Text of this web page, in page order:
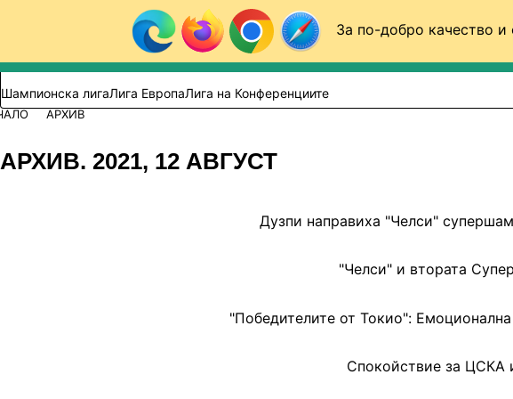
За по-добро качество и
Към съдържанието
Търси в сайта
ВИДЕО ФУТБОЛ (БГ)
Шампионска лигаЛига ЕвропаЛига на Конференциите
АРХИВ
АРХИВ. 2021, 12 АВГУСТ
Дузпи направиха "Челси"
"Челси" и втората
"Победителите от Токио":
Спокойствие за ЦСКА